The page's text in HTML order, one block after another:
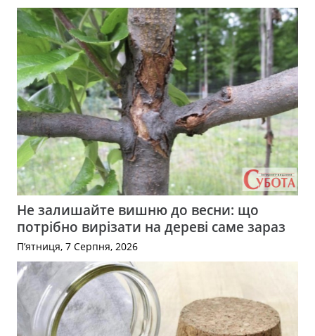
Не залишайте вишню до весни: що
потрібно вирізати на дереві саме зараз
П’ятниця, 7 Серпня, 2026